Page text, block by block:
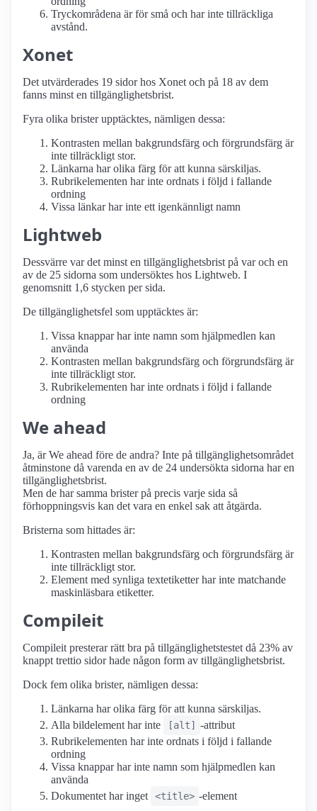
Tryckområdena är för små och har inte tillräckliga
avstånd.
Xonet
Det utvärderades 19 sidor hos Xonet och på 18 av dem
fanns minst en tillgänglighetsbrist.
Fyra olika brister upptäcktes, nämligen dessa:
Kontrasten mellan bakgrundsfärg och förgrundsfärg är
inte tillräckligt stor.
Länkarna har olika färg för att kunna särskiljas.
Rubrikelementen har inte ordnats i följd i fallande
ordning
Vissa länkar har inte ett igenkännligt namn
Lightweb
Dessvärre var det minst en tillgänglighetsbrist på var och en
av de 25 sidorna som undersöktes hos Lightweb. I
genomsnitt 1,6 stycken per sida.
De tillgänglighetsfel som upptäcktes är:
Vissa knappar har inte namn som hjälpmedlen kan
använda
Kontrasten mellan bakgrundsfärg och förgrundsfärg är
inte tillräckligt stor.
Rubrikelementen har inte ordnats i följd i fallande
ordning
We ahead
Ja, är We ahead före de andra? Inte på tillgänglighetsområdet
åtminstone då varenda en av de 24 undersökta sidorna har en
tillgänglighetsbrist.
Men de har samma brister på precis varje sida så
förhoppningsvis kan det vara en enkel sak att åtgärda.
Bristerna som hittades är:
Kontrasten mellan bakgrundsfärg och förgrundsfärg är
inte tillräckligt stor.
Element med synliga textetiketter har inte matchande
maskinläsbara etiketter.
Compileit
Compileit presterar rätt bra på tillgänglighetstestet då 23% av
knappt trettio sidor hade någon form av tillgänglighetsbrist.
Dock fem olika brister, nämligen dessa:
Länkarna har olika färg för att kunna särskiljas.
Alla bildelement har inte
[alt]
-attribut
Rubrikelementen har inte ordnats i följd i fallande
ordning
Vissa knappar har inte namn som hjälpmedlen kan
använda
Dokumentet har inget
<title> -element